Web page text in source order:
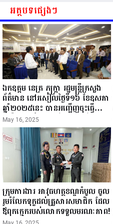
អត្ថបទផ្សេងៗ
ឯកឧត្តម នេត្រ ភក្ត្រា រដ្ឋមន្ត្រីក្រសួង
ព័ត៌មាន នៅរសៀលថ្ងៃទី១៦ ខែឧសភា
ឆ្នាំ២០២៥នេះ បានអញ្ជើញចុះធ្វើ
ជំរឿនថ្នាក់ដឹកនាំមន្ត្រីរាជការស៉ីវិល នៃ
ក្រសួងព័ត៌មាន...
May 16, 2025
ក្រុមការងារ អាវុធហត្ថខណ្ឌកំបូល ចូល
រួមរំលែកទុក្ខដល់គ្រួសារសមាជិក ដែល
ឪពុកក្មេករបស់លោកទទួលមរណៈភាព!